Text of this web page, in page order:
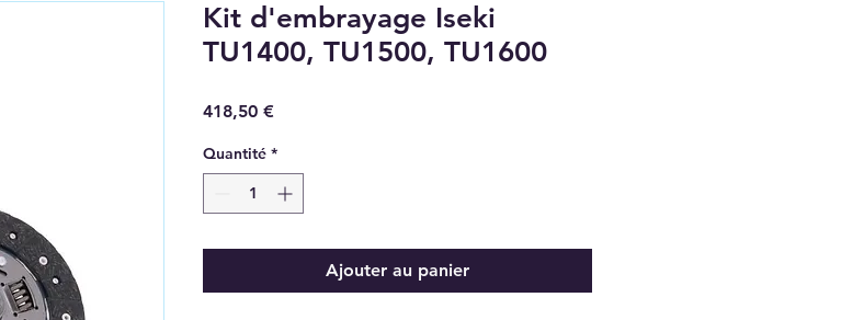
Kit d'embrayage Iseki
TU1400, TU1500, TU1600
418,50 €Prix
Quantité *
Ajouter au panier